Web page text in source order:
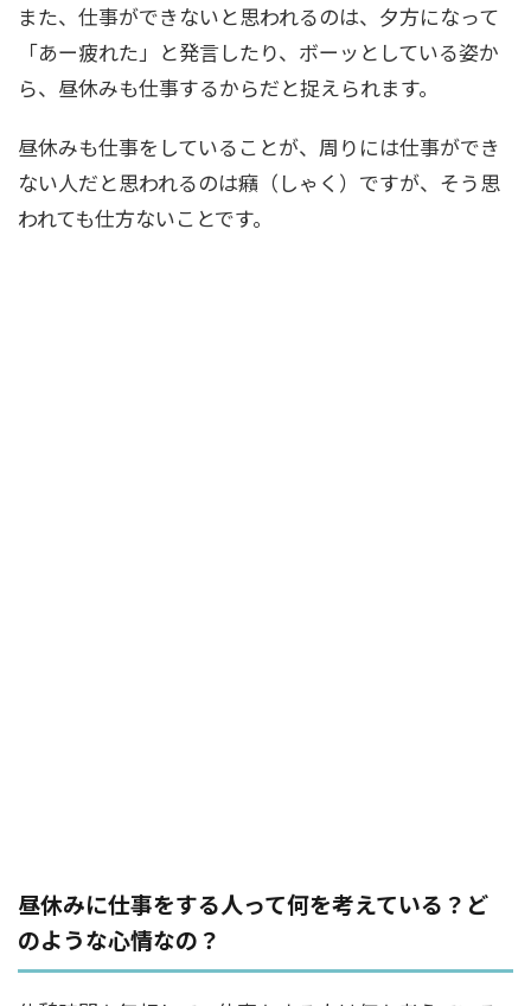
また、仕事ができないと思われるのは、夕方になって
「あー疲れた」と発言したり、ボーッとしている姿か
ら、昼休みも仕事するからだと捉えられます。
昼休みも仕事をしていることが、周りには仕事ができ
ない人だと思われるのは癪（しゃく）ですが、そう思
われても仕方ないことです。
昼休みに仕事をする人って何を考えている？ど
のような心情なの？